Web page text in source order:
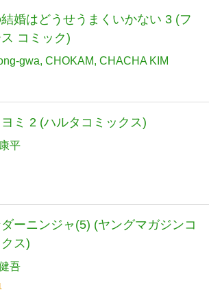
婚はどうせうまくいかない 3 (フ
ス コミック)
gwa CHOKAM CHACHA KIM
ミ 2 (ハルタコミックス)
平
ーニンジャ(5) (ヤングマガジンコ
ス)
吾